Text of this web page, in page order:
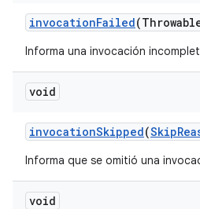
invocationFailed
Informa una invocación
void
invocationSkipped(Skip
Informa que se omitió una
void